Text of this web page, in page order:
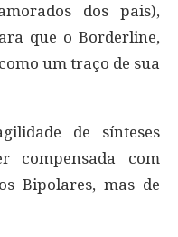
dos pais),
que o Borderline,
um traço de sua
de sínteses
compensada com
Bipolares, mas de